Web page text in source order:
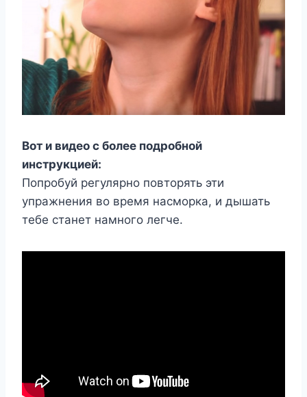
Вот и видео с более подробной
инструкцией:
Попробуй регулярно повторять эти
упражнения во время насморка, и дышать
тебе станет намного легче.